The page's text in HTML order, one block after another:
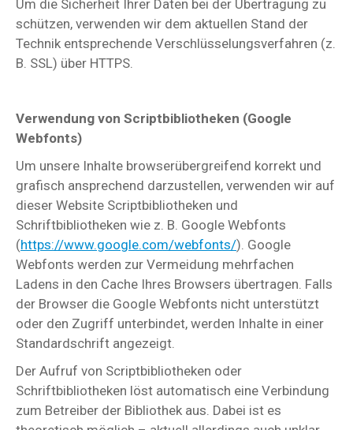
Um die Sicherheit Ihrer Daten bei der Übertragung zu
schützen, verwenden wir dem aktuellen Stand der
Technik entsprechende Verschlüsselungsverfahren (z.
B. SSL) über HTTPS.
Verwendung von Scriptbibliotheken (Google
Webfonts)
Um unsere Inhalte browserübergreifend korrekt und
grafisch ansprechend darzustellen, verwenden wir auf
dieser Website Scriptbibliotheken und
Schriftbibliotheken wie z. B. Google Webfonts
(https://www.google.com/webfonts/). Google
Webfonts werden zur Vermeidung mehrfachen
Ladens in den Cache Ihres Browsers übertragen. Falls
der Browser die Google Webfonts nicht unterstützt
oder den Zugriff unterbindet, werden Inhalte in einer
Standardschrift angezeigt.
Der Aufruf von Scriptbibliotheken oder
Schriftbibliotheken löst automatisch eine Verbindung
zum Betreiber der Bibliothek aus. Dabei ist es